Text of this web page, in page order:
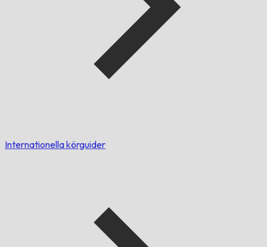
Internationella körguider